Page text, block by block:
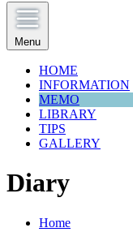
Menu
HOME
INFORMATION
MEMO
LIBRARY
TIPS
GALLERY
Diary
Home